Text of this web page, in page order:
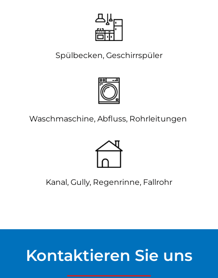
Spülbecken, Geschirrspüler
Waschmaschine, Abfluss, Rohrleitungen
Kanal, Gully, Regenrinne, Fallrohr
Kontaktieren Sie uns